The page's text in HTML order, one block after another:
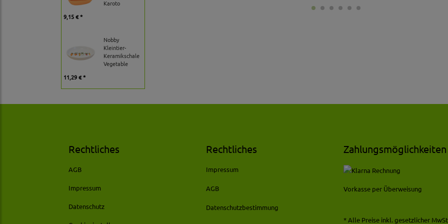
Karoto
9,15 € *
Nobby
Kleintier-
Keramikschale
Vegetable
11,29 € *
Rechtliches
AGB
Impressum
Datenschutz
Rechtliches
Impressum
AGB
Datenschutzbestimmung
Zahlungsmöglichkeiten
Vorkasse per Überweisung
* Alle Preise inkl. gesetzlicher